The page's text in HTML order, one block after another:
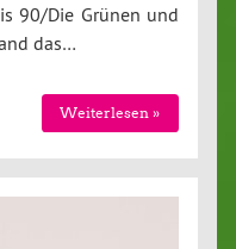
90/Die Grünen und
das…
Weiterlesen »